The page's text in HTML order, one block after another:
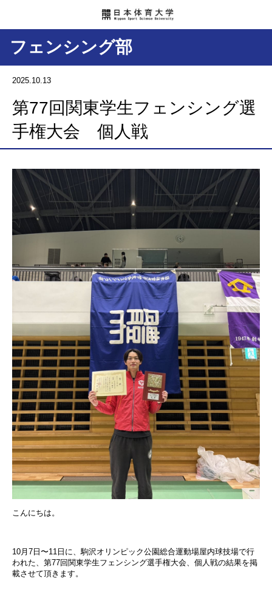
フェンシング部
2025.10.13
第77回関東学生フェンシング選
手権大会 個人戦
こんにちは。
10月7日〜11日に、駒沢オリンピック公園総合運動場屋内球技場で行
われた、第77回関東学生フェンシング選手権大会、個人戦の結果を掲
載させて頂きます。